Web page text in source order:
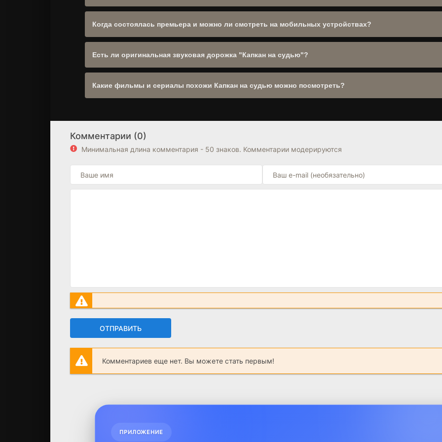
Жанр:Детектив,Криминал,Триллер. Производство:Россия. Год выпуска:2022. Уже 88 зрителей оценили
Когда состоялась премьера и можно ли смотреть на мобильных устройствах?
Да, сайт полностью адаптирован для смартфонов, планшетов и Smart TV. Поддерживаются все
Есть ли оригинальная звуковая дорожка "Капкан на судью"?
Оригинальное название: "Капкан на судью". При наличии оригинальной дорожки она будет доступна в
Какие фильмы и сериалы похожи Капкан на судью можно посмотреть?
Комментарии (0)
Минимальная длина комментария - 50 знаков. Комментарии модерируются
ОТПРАВИТЬ
Комментариев еще нет. Вы можете стать первым!
ПРИЛОЖЕНИЕ